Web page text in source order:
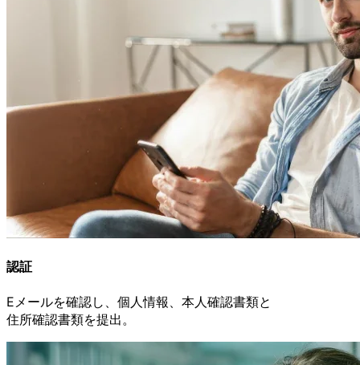
認証
Eメールを確認し、 個人情報、 本人確認書類と
住所確認書類を提出。